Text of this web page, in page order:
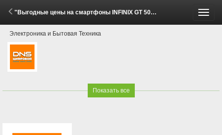
"Выгодные цены на смартфоны INFINIX GT 50 Pro!" (28 Мая - 30 Июня 2026)
Электроника и Бытовая Техника
Показать все